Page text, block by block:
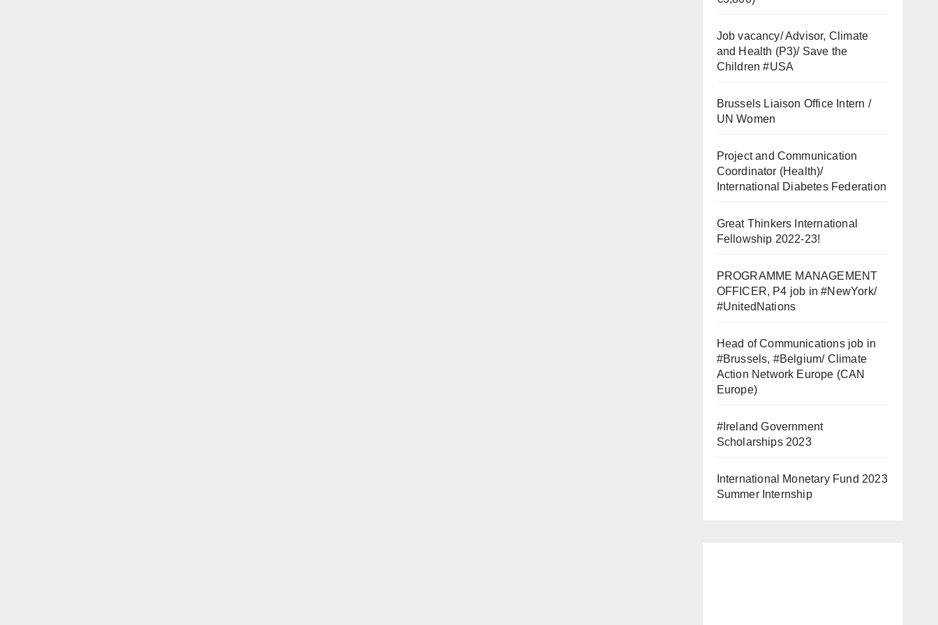
Job vacancy/ Advisor, Climate
and Health (P3)/ Save the
Children #USA
Brussels Liaison Office Intern /
UN Women
Project and Communication
Coordinator (Health)/
International Diabetes Federation
Great Thinkers International
Fellowship 2022-23!
PROGRAMME MANAGEMENT
OFFICER, P4 job in #NewYork/
#UnitedNations
Head of Communications job in
#Brussels, #Belgium/ Climate
Action Network Europe (CAN
Europe)
#Ireland Government
Scholarships 2023
International Monetary Fund 2023
Summer Internship